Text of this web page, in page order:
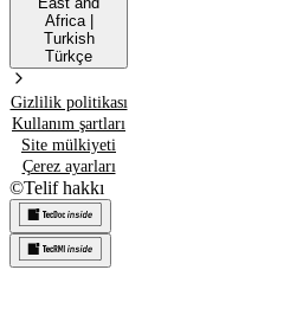
Africa|
Turkish
Türkçe
Gizlilik politikası
Kullanım şartları
Site mülkiyeti
Çerez ayarları
©Telif hakkı